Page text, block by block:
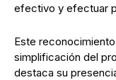
efectivo y efectuar
Este
simplificación del
destaca su